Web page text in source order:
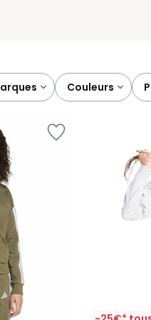
marques couleurs